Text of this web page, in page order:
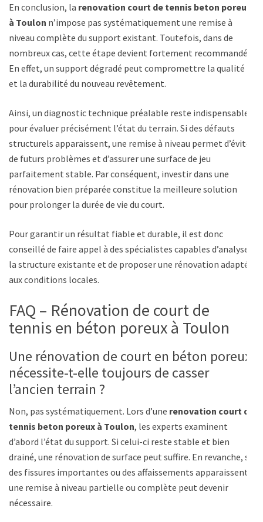
En conclusion, la renovation court de tennis beton poreux
à Toulon n’impose pas systématiquement une remise à
niveau complète du support existant. Toutefois, dans de
nombreux cas, cette étape devient fortement recommandée.
En effet, un support dégradé peut compromettre la qualité
et la durabilité du nouveau revêtement.
Ainsi, un diagnostic technique préalable reste indispensable
pour évaluer précisément l’état du terrain. Si des défauts
structurels apparaissent, une remise à niveau permet d’éviter
de futurs problèmes et d’assurer une surface de jeu
parfaitement stable. Par conséquent, investir dans une
rénovation bien préparée constitue la meilleure solution
pour prolonger la durée de vie du court.
Pour garantir un résultat fiable et durable, il est donc
conseillé de faire appel à des spécialistes capables d’analyser
la structure existante et de proposer une rénovation adaptée
aux conditions locales.
FAQ – Rénovation de court de
tennis en béton poreux à Toulon
Une rénovation de court en béton poreux
nécessite-t-elle toujours de casser
l’ancien terrain ?
Non, pas systématiquement. Lors d’une renovation court de
tennis beton poreux à Toulon, les experts examinent
d’abord l’état du support. Si celui-ci reste stable et bien
drainé, une rénovation de surface peut suffire. En revanche, si
des fissures importantes ou des affaissements apparaissent,
une remise à niveau partielle ou complète peut devenir
nécessaire.